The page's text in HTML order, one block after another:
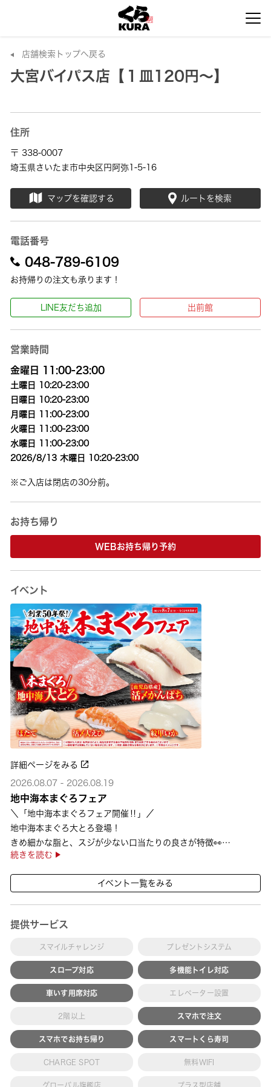
店舗検索トップへ戻る
大宮バイパス店【１皿120円～】
住所
〒 338-0007
埼玉県さいたま市中央区円阿弥1-5-16
マップを確認する ルートを検索
電話番号
048-789-6109
お持帰りの注文も承ります！
LINE友だち追加 出前館
営業時間
金曜日 11:00-23:00
土曜日 10:20-23:00
日曜日 10:20-23:00
月曜日 11:00-23:00
火曜日 11:00-23:00
水曜日 11:00-23:00
2026/8/13 木曜日 10:20-23:00
※ご入店は閉店の30分前。
お持ち帰り
WEBお持ち帰り予約
イベント
詳細ページをみる
2026.08.07 - 2026.08.19
地中海本まぐろフェア
＼「地中海本まぐろフェア開催‼」／
地中海本まぐろ大とろ登場！
きめ細かな脂と、スジが少ない口当たりの良さが特徴👀
さらに、鹿児島で育った高級魚【鹿児島県産活〆かんぱち】など
続きを読む
イベント一覧をみる
提供サービス
スマイルチャレンジ プレゼントシステム
スロープ対応 多機能トイレ対応
車いす用席対応 エレベーター設置
2階以上 スマホで注文
スマホでお持ち帰り スマートくら寿司
CHARGE SPOT 無料WIFI
グローバル旗艦店 プラス型店舗